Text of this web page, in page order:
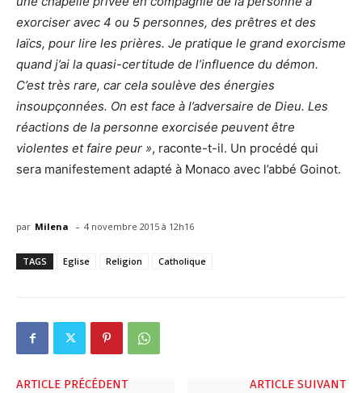
exorciser avec 4 ou 5 personnes, des prêtres et des
laïcs, pour lire les prières. Je pratique le grand exorcisme
quand j’ai la quasi-certitude de l’influence du démon.
C’est très rare, car cela soulève des énergies
insoupçonnées. On est face à l’adversaire de Dieu. Les
réactions de la personne exorcisée peuvent être
violentes et faire peur », raconte-t-il. Un procédé qui
sera manifestement adapté à Monaco avec l’abbé Goinot.
par Milena - 4 novembre 2015 à 12h16
TAGS Eglise Religion Catholique
ARTICLE PRÉCÉDENT ARTICLE SUIVANT